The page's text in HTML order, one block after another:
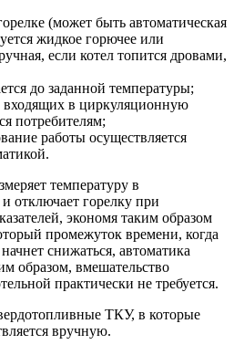
(может быть автоматическая
жидкое горючее или
если котел топится дровами,
до заданной температуры;
в циркуляционную
потребителям;
работы осуществляется
температуру в
отключает горелку при
экономя таким образом
промежуток времени, когда
снижаться, автоматика
образом, вмешательство
практически не требуется.
ТКУ, в которые
вручную.